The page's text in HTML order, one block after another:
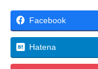
Facebook
Hatena